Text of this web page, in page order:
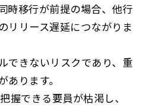
時移行が前提の場合、他行
リリース遅延につながりま
できないリスクであり、重
ります。
できる要員が枯渇し、